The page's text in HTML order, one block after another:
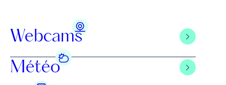
Webcams
Météo